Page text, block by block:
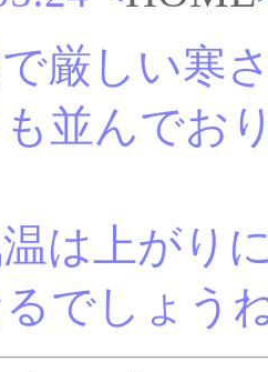
厳しい寒
並んでお
は上がり
でしょう